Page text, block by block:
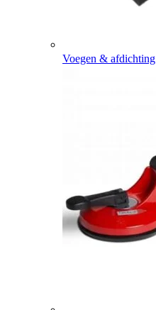
Voegen & afdichting